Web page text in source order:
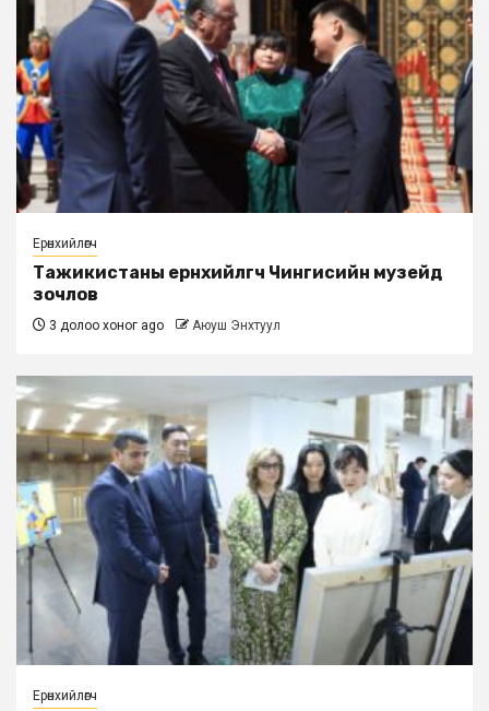
Ерөнхийлөгч
Тажикистаны ерөнхийлөгч Чингисийн музейд
зочлов
3 долоо хоног ago Аюуш Энхтуул
Ерөнхийлөгч